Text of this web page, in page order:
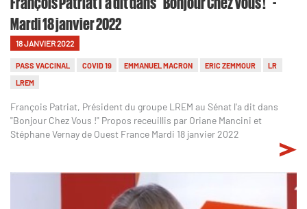
Mardi 18 janvier 2022
18 JANVIER 2022
PASS VACCINAL COVID 19 EMMANUEL MACRON ERIC ZEMMOUR
LR
LREM
François Patriat, Président du groupe LREM au Sénat l'a dit dans
"Bonjour Chez Vous !" Propos receuillis par Oriane Mancini et
Stéphane Vernay de Ouest France Mardi 18 janvier 2022